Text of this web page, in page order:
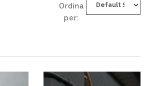
Ordina
per: